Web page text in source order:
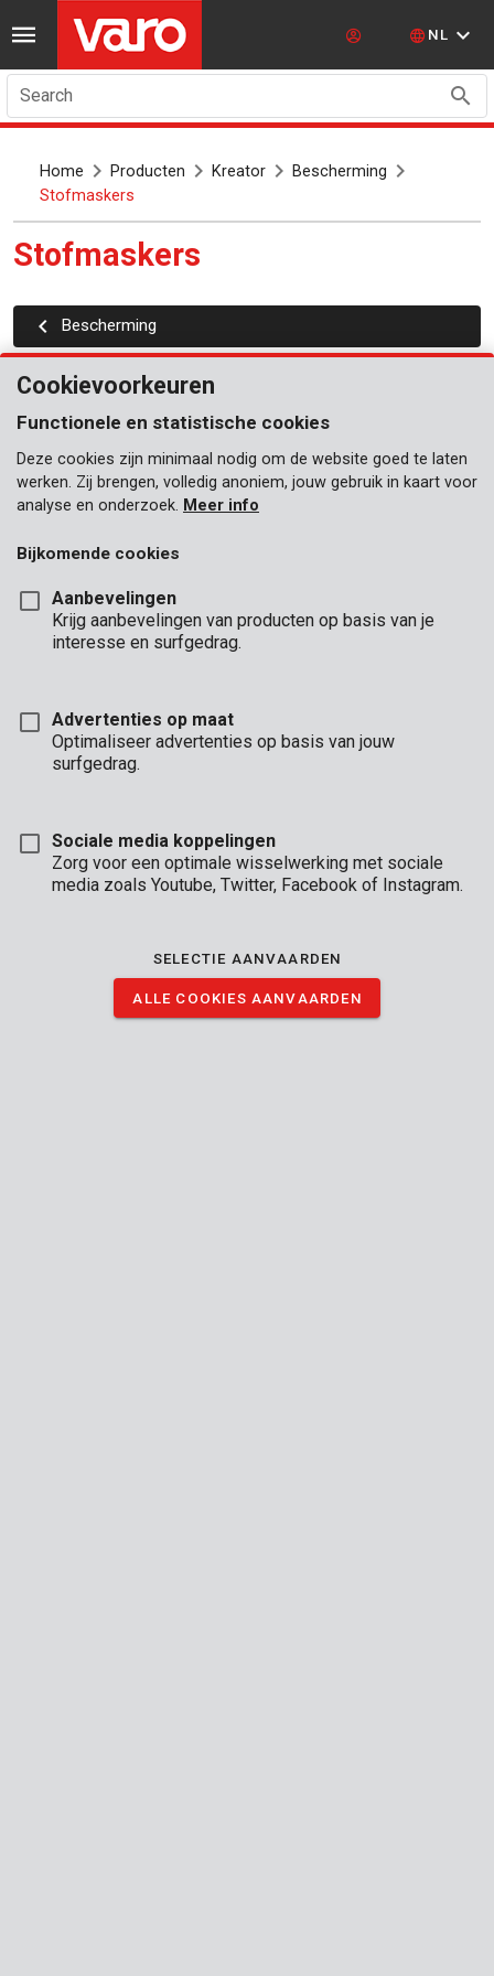
NL
Search
Home Producten Kreator
Bescherming
Stofmaskers
Stofmaskers
Bescherming
Cookievoorkeuren
Functionele en statistische cookies
Deze cookies zijn minimaal nodig om de website goed te laten
werken. Zij brengen, volledig anoniem, jouw gebruik in kaart voor
analyse en onderzoek. Meer info
Bijkomende cookies
Aanbevelingen
Krijg aanbevelingen van producten op basis van je
interesse en surfgedrag.
Advertenties op maat
Optimaliseer advertenties op basis van jouw
surfgedrag.
Sociale media koppelingen
Zorg voor een optimale wisselwerking met sociale
media zoals Youtube, Twitter, Facebook of Instagram.
SELECTIE AANVAARDEN
ALLE COOKIES AANVAARDEN